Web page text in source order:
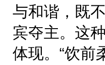
与和谐，既
宾夺主。这
体现。“饮前